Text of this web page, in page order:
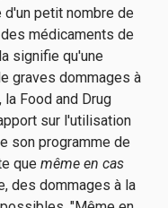
petit nombre de
médicaments de
signifie qu'une
graves dommages à
Food and Drug
sur l'utilisation
son programme de
que même en cas
des dommages à la